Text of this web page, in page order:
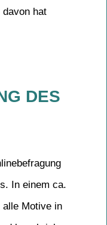
hat
DES
In einem ca.
alle Motive in